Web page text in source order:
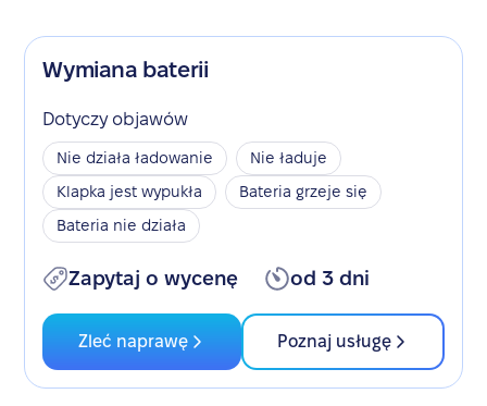
Wymiana baterii
Dotyczy objawów
Nie działa ładowanie
Nie ładuje
Klapka jest wypukła
Bateria grzeje się
Bateria nie działa
Zapytaj o wycenę od 3 dni
Zleć naprawę Poznaj usługę